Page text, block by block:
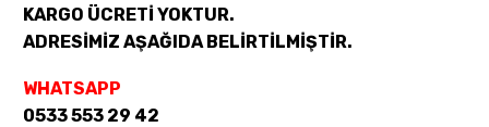
KARGO ÜCRETİ YOKTUR.
ADRESİMİZ AŞAĞIDA BELİRTİLMİŞTİR.
WHATSAPP
0533 553 29 42